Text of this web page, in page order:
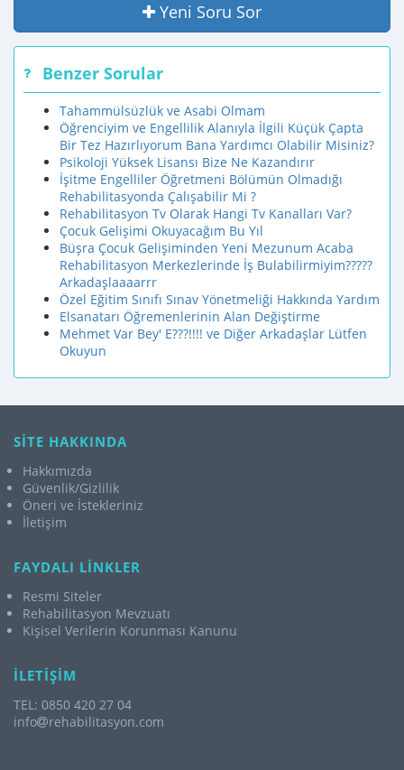
Yeni Soru Sor
Benzer Sorular
Tahammülsüzlük ve Asabi Olmam
Öğrenciyim ve Engellilik Alanıyla İlgili Küçük Çapta
Bir Tez Hazırlıyorum Bana Yardımcı Olabilir Misiniz?
Psikoloji Yüksek Lisansı Bize Ne Kazandırır
İşitme Engelliler Öğretmeni Bölümün Olmadığı
Rehabilitasyonda Çalışabilir Mi ?
Rehabilitasyon Tv Olarak Hangi Tv Kanalları Var?
Çocuk Gelişimi Okuyacağım Bu Yıl
Büşra Çocuk Gelişiminden Yeni Mezunum Acaba
Rehabilitasyon Merkezlerinde İş Bulabilirmiyim?????
Arkadaşlaaaarrr
Özel Eğitim Sınıfı Sınav Yönetmeliği Hakkında Yardım
Elsanatarı Öğremenlerinin Alan Değiştirme
Mehmet Var Bey' E???!!!! ve Diğer Arkadaşlar Lütfen
Okuyun
SİTE HAKKINDA
Hakkımızda
Güvenlik/Gizlilik
Öneri ve İstekleriniz
İletişim
FAYDALI LİNKLER
Resmi Siteler
Rehabilitasyon Mevzuatı
Kişisel Verilerin Korunması Kanunu
İLETİŞİM
TEL: 0850 420 27 04
info
rehabilitasyon.com